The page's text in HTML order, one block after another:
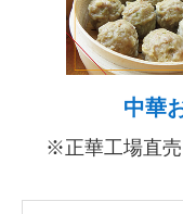
中華
※正華工場直